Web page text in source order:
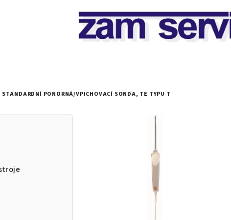
PONORNÁ/VPICHOVACÍ SONDA, TE TYPU T